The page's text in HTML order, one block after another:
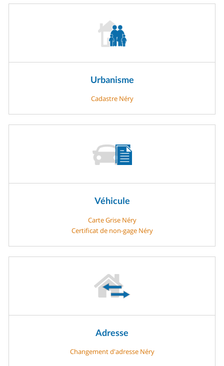
Urbanisme
Cadastre Néry
Véhicule
Carte Grise Néry
Certificat de non-gage Néry
Adresse
Changement d'adresse Néry